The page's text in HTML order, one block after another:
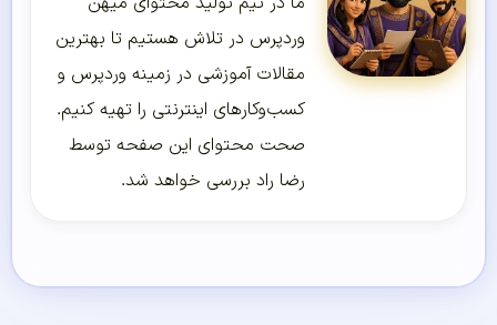
وردپرس در تلاش هستیم تا بهترین
مقالات آموزشی در زمینه وردپرس و
کسب‌و‌کارهای اینترنتی را تهیه کنیم.
صحت محتوای این صفحه توسط
رضا راد بررسی خواهد شد.